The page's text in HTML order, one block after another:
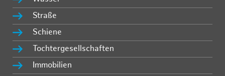
Straße
Schiene
Tochtergesellschaften
Immobilien